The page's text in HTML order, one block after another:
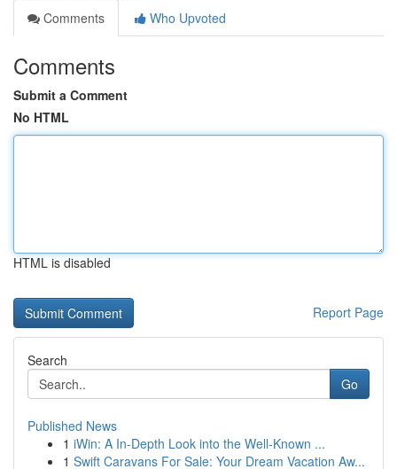
Comments
Who Upvoted
Comments
Submit a Comment
No HTML
HTML is disabled
Report Page
Search
Go
Published News
1 iWin: A In-Depth Look into the Well-Known ...
1 Swift Caravans For Sale: Your Dream Vacation Aw...